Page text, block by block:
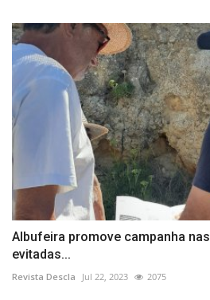
Albufeira promove campanha
evitadas...
Revista Descla Jul 22, 2023 2075